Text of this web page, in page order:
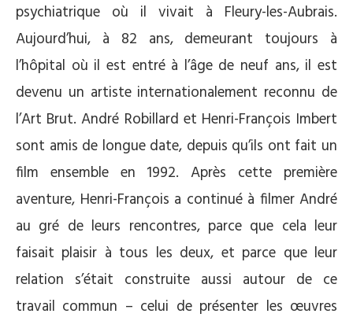
psychiatrique où il vivait à Fleury-les-Aubrais.
Aujourd’hui, à 82 ans, demeurant toujours à
l’hôpital où il est entré à l’âge de neuf ans, il est
devenu un artiste internationalement reconnu de
l’Art Brut. André Robillard et Henri-François Imbert
sont amis de longue date, depuis qu’ils ont fait un
film ensemble en 1992. Après cette première
aventure, Henri-François a continué à filmer André
au gré de leurs rencontres, parce que cela leur
faisait plaisir à tous les deux, et parce que leur
relation s’était construite aussi autour de ce
travail commun – celui de présenter les œuvres